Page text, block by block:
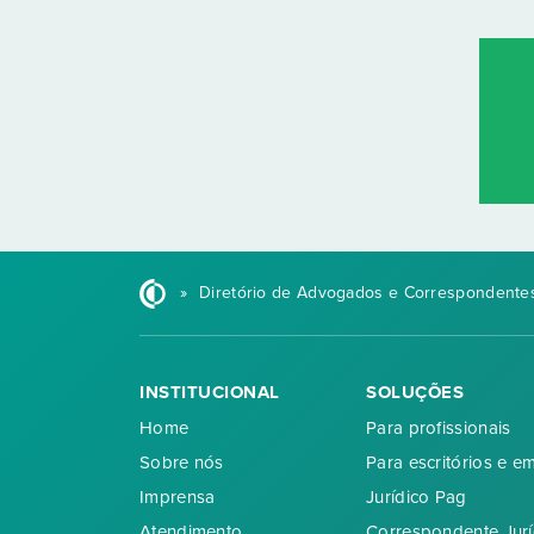
» Diretório de Advogados e
INSTITUCIONAL
Home
Sobre nós
Imprensa
SOLUÇÕES
Para profissionais
Para escritórios e
Jurídico Pag